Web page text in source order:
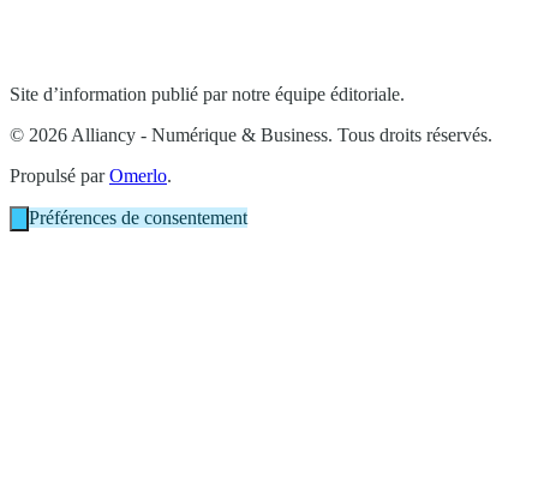
Site d’information publié par notre équipe éditoriale.
© 2026 Alliancy - Numérique & Business. Tous droits réservés.
Propulsé parOmerlo.
Préférences de consentement